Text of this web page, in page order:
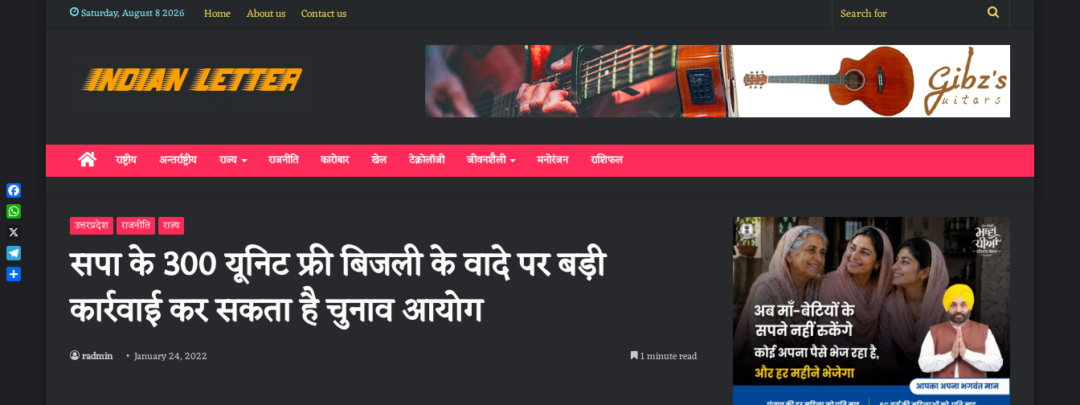
Saturday, August 8 2026 Home About us Contact us
Search
for
Homeराष्ट्रीय अन्तर्राष्ट्रीय राज्य राजनीति कारोबार खेल टेक्नोलॉजी जीवनशैली मनोरंजन राशिफल
उत्तरप्रदेश राजनीति राज्य
सपा के 300 यूनिट फ्री बिजली के वादे पर बड़ी
कार्रवाई कर सकता है चुनाव आयोग
radmin January 24, 2022 1 minute read
Facebook
WhatsApp
X
Telegram